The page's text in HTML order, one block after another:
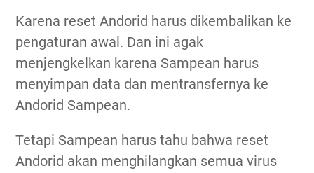
Karena reset Andorid harus dikembalikan ke
pengaturan awal. Dan ini agak
menjengkelkan karena Sampean harus
menyimpan data dan mentransfernya ke
Andorid Sampean.
Tetapi Sampean harus tahu bahwa reset
Andorid akan menghilangkan semua virus